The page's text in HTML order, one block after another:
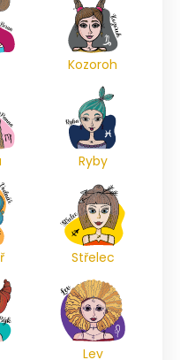
Kozoroh
Ryby
Střelec
Lev